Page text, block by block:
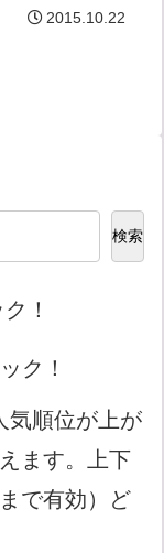
2015.10.22
検索
！
ク！
気順位が上が
ます。上下
で有効）ど